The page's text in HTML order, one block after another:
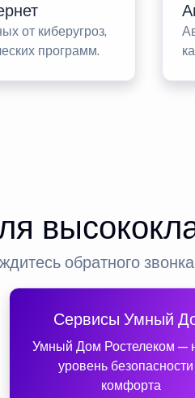
от киберугроз,
программ.
обратного
Сервисы Умный
Умный Дом Ростелеком —
уровень
комфорта